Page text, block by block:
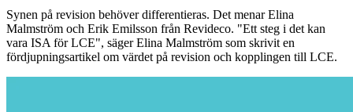
Synen på revision behöver differentieras. Det menar Elina
Malmström och Erik Emilsson från Revideco. "Ett steg i det kan
vara ISA för LCE", säger Elina Malmström som skrivit en
fördjupningsartikel om värdet på revision och kopplingen till LCE.